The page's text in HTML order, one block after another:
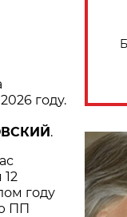
году.
.
году
ПП